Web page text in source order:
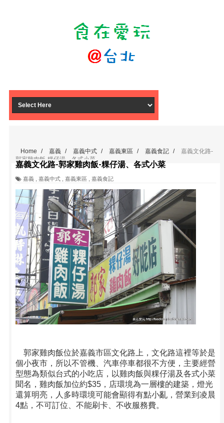
Home / 嘉義 / 嘉義中式 / 嘉義東區 / 嘉義食記 /
嘉義文化路-
郭家雞肉飯-粿仔湯、各式小菜
嘉義文化路-郭家雞肉飯-粿仔湯、各式小菜
嘉義 嘉義中式 嘉義東區 嘉義食記
郭家雞肉飯位於嘉義市區文化路上，文化路這裡等於是
個小夜市，所以不管機、汽車停車都很不方便，主要經營
型態為類似台式的小吃店，以雞肉飯與粿仔湯及各式小菜
聞名，雞肉飯加位約$35，店環境為一層樓的建築，燈光
還算明亮，人多時環境可能會顯得有點小亂，營業到凌晨
4點，不可訂位、不能刷卡、不收服務費。